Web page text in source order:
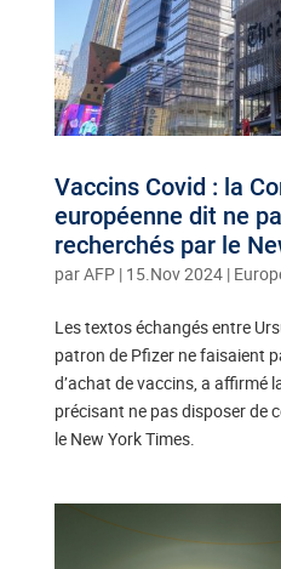
Vaccins Covid : la
européenne dit ne
recherchés par le
parAFP| 15.Nov 2024|
Les textos échangés entre
patron de Pfizer ne faisaient
d’achat de vaccins, a affirmé
précisant ne pas disposer de
le New York Times.